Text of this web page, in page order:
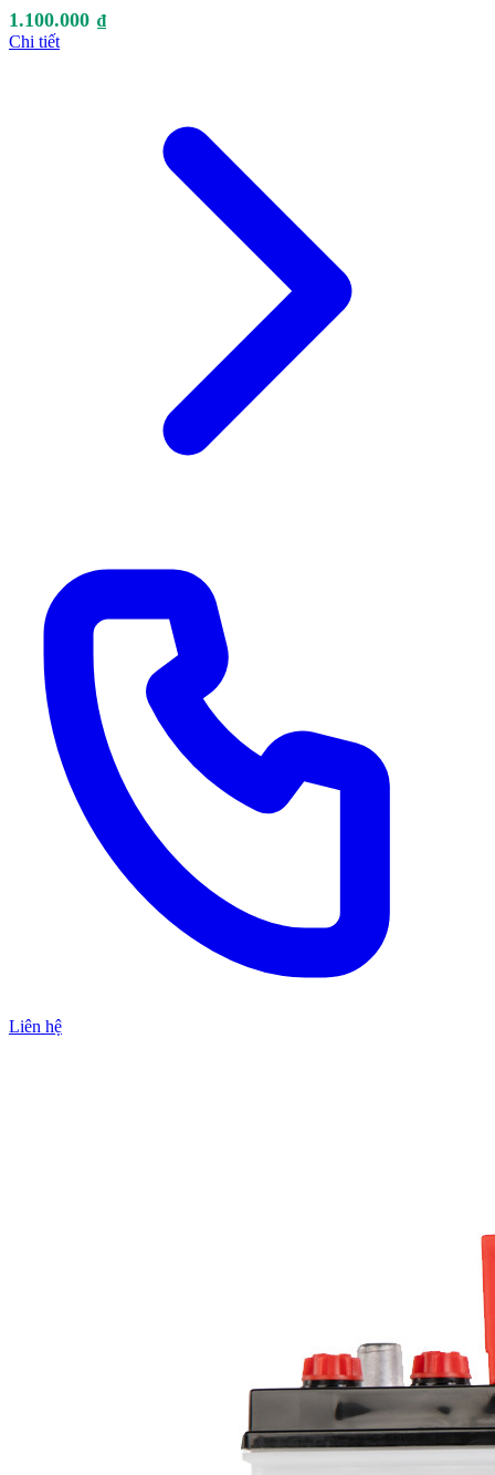
1.100.000 ₫
Chi tiết
Liên hệ